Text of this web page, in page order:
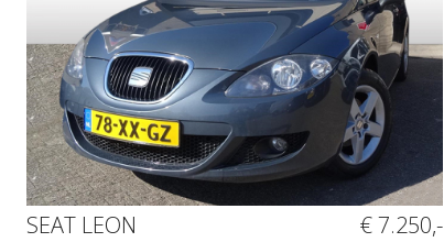
SEAT LEON € 7.250,-